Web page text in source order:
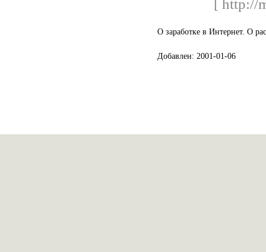
[
О заработке в Интернет. О
Добавлен: 2001-01-06